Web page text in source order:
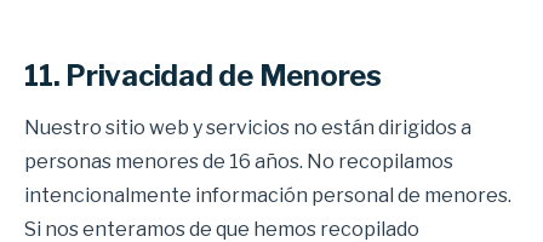
11. Privacidad de Menores
Nuestro sitio web y servicios no están dirigidos a
personas menores de 16 años. No recopilamos
intencionalmente información personal de menores.
Si nos enteramos de que hemos recopilado